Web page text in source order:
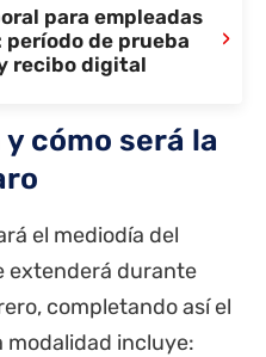
para empleadas
de prueba
recibo digital
›
cómo será la
el mediodía del
extenderá durante
completando así el
modalidad incluye: